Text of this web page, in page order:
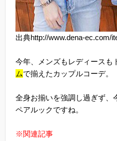
出典http://www.dena-ec.com/
今年、メンズもレディースも
ムで揃えたカップルコーデ。
全身お揃いを強調し過ぎず、
ペアルックですね。
※関連記事